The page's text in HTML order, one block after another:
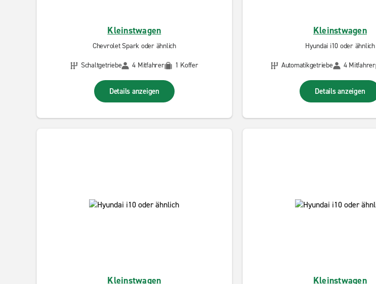
Kleinstwagen
Chevrolet Spark oder ähnlich
Schaltgetriebe
4 Mitfahrer 1 Koffer
Details anzeigen
Kleinstwagen
Hyundai i10 oder ähnlich
Automatikgetriebe
4 Mitfahrer
Details anzeigen
Kleinstwagen Kleinstwagen